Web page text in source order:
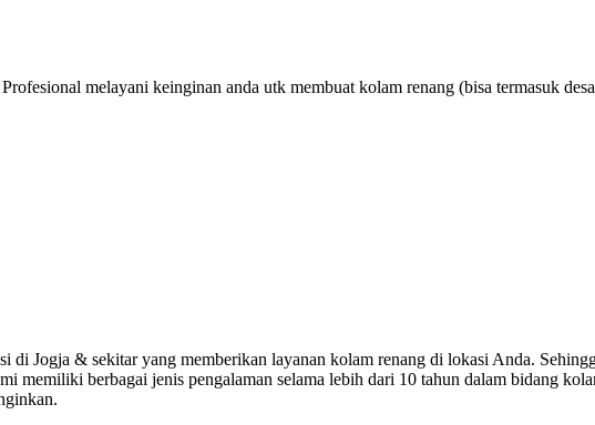
melayani keinginan anda utk membuat kolam renang (bisa termasuk
di Jogja & sekitar yang memberikan layanan kolam renang di lokasi Anda.
berbagai jenis pengalaman selama lebih dari 10 tahun dalam bidang